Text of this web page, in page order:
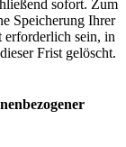
sofort. Zum
Speicherung Ihrer
erforderlich sein, in
Frist gelöscht.